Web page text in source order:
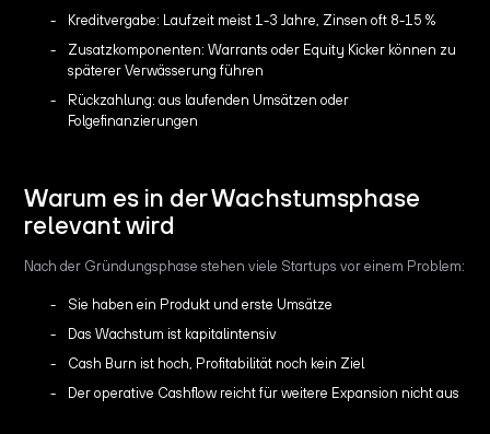
Kreditvergabe: Laufzeit meist 1-3 Jahre, Zinsen oft 8-15 %
Zusatzkomponenten: Warrants oder Equity Kicker können zu
späterer Verwässerung führen
Rückzahlung: aus laufenden Umsätzen oder
Folgefinanzierungen
Warum es in der Wachstumsphase
relevant wird
Nach der Gründungsphase stehen viele Startups vor einem Problem:
Sie haben ein Produkt und erste Umsätze
Das Wachstum ist kapitalintensiv
Cash Burn ist hoch, Profitabilität noch kein Ziel
Der operative Cashflow reicht für weitere Expansion nicht aus